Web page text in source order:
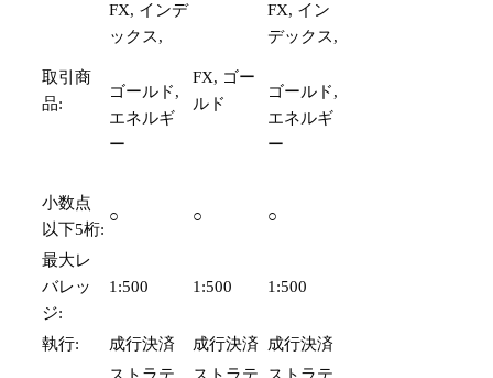
取引商
品:
FX, インデ
ックス,
ゴールド,
エネルギ
ー
FX, ゴー
ルド
FX, イン
デックス,
ゴールド,
エネルギ
ー
小数点
以下5桁:
○ ○ ○
最大レ
バレッ
ジ:
1:500 1:500 1:500
執行: 成行決済 成行決済 成行決済